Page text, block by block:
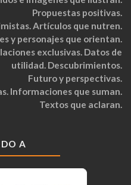
Propuestas positivas.
Artículos que nutren.
y personajes que orientan.
exclusivas. Datos de
utilidad. Descubrimientos.
Futuro y perspectivas.
Informaciones que suman.
Textos que aclaran.
A